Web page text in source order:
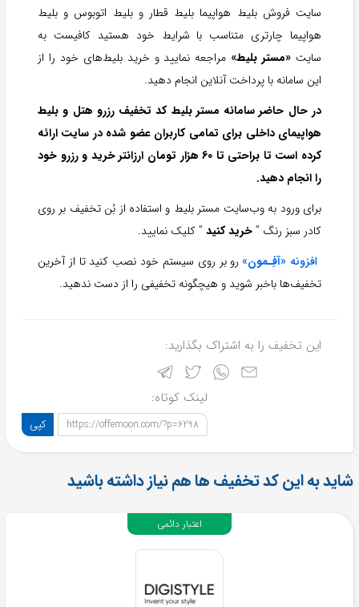
سایت فروش بلیط هواپیما بلیط قطار و بلیط اتوبوس و بلیط
هواپیما چارتری متناسب با شرایط خود هستید کافیست به
سایت «مستر بلیط» مراجعه نمایید و خرید بلیط‌های خود را از
این سامانه با پرداخت آنلاین انجام دهید.
در حال حاضر سامانه مستر بلیط کد تخفیف رزرو هتل و بلیط
هواپیمای داخلی برای تمامی کاربران عضو شده در سایت ارائه
کرده است تا براحتی تا 60 هزار تومان ارزانتر خرید و رزرو خود
را انجام دهید.
برای ورود به وب‌سایت مستر بلیط و استفاده از بُن تخفیف بر روی
کادر سبز رنگ ”خرید کنید ” کلیک نمایید.
افزونه «آفِـمون»رو بر روی سیستم خود نصب کنید تا از آخرین
تخفیف‌ها باخبر شوید و هیچگونه تخفیفی را از دست ندهید.
این تخفیف را به اشتراک بگذارید:
لینک کوتاه:
https://offemoon.com/?p=6298 کپی
شاید به این کد تخفیف ها هم نیاز داشته باشید
اعتبار دائمی